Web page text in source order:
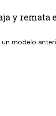
y remata
modelo